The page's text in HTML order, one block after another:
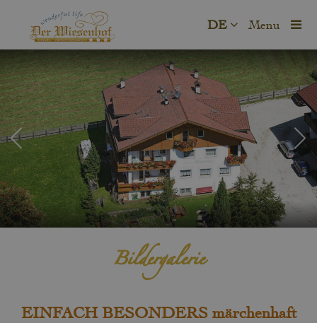
Menu
DE
Bildergalerie
EINFACH BESONDERS märchenhaft